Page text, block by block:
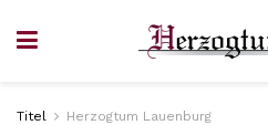
Titel Herzogtum Lauenburg